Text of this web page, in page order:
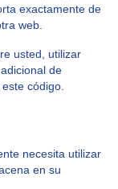
exactamente de
web.
usted, utilizar
de
código.
necesita utilizar
en su